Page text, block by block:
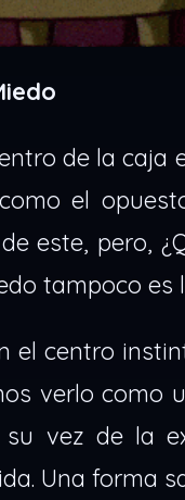
de la caja
el
este, pero,
tampoco es
el centro
verlo como
vez de la
Una forma